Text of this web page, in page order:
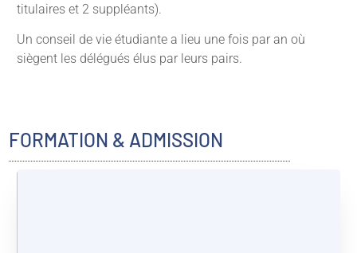
titulaires et 2 suppléants).
Un conseil de vie étudiante a lieu une fois par an où
siègent les délégués élus par leurs pairs.
FORMATION & ADMISSION